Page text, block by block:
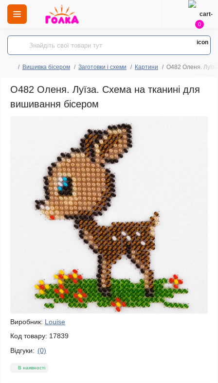
0
Вишивка бісером Заготовки і схеми Картини O482 Оленя.
O482 Оленя. Луїза. Схема на тканині для
вишивання бісером
Виробник: Louise
Код товару: 17839
Відгуки: (0)
В наявності